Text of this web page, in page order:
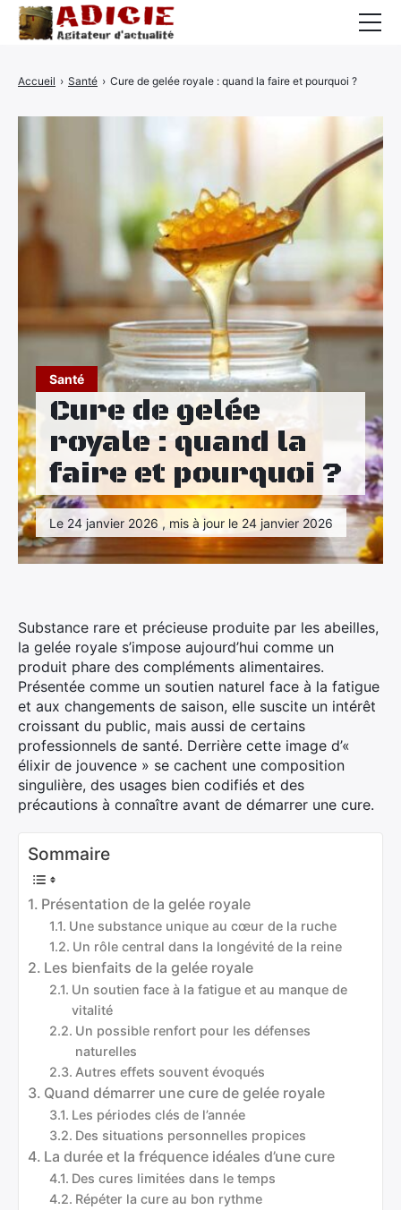
Santé
Cure de gelée
royale : quand la
faire et pourquoi ?
Le 24 janvier 2026 , mis à jour le 24 janvier 2026
Accueil › Santé › Cure de gelée royale : quand la faire et pourquoi ?
Substance rare et précieuse produite par les abeilles,
la gelée royale s’impose aujourd’hui comme un
produit phare des compléments alimentaires.
Présentée comme un soutien naturel face à la fatigue
et aux changements de saison, elle suscite un intérêt
croissant du public, mais aussi de certains
professionnels de santé. Derrière cette image d’«
élixir de jouvence » se cachent une composition
singulière, des usages bien codifiés et des
précautions à connaître avant de démarrer une cure.
Sommaire
Présentation de la gelée royale
Une substance unique au cœur de la ruche
Un rôle central dans la longévité de la reine
Les bienfaits de la gelée royale
Un soutien face à la fatigue et au manque de
vitalité
Un possible renfort pour les défenses
naturelles
Autres effets souvent évoqués
Quand démarrer une cure de gelée royale
Les périodes clés de l’année
Des situations personnelles propices
La durée et la fréquence idéales d’une cure
Des cures limitées dans le temps
Répéter la cure au bon rythme
Culture
High-Tech
Insolite
Lifestyle
Maison
Santé
Sport
Tourisme